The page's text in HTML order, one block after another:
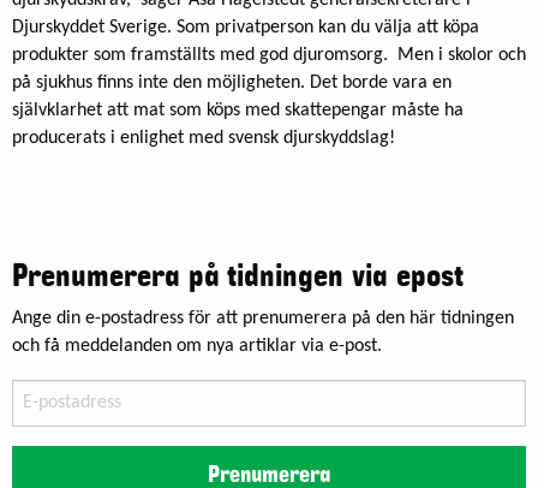
Djurskyddet Sverige. Som privatperson kan du välja att köpa
produkter som framställts med god djuromsorg. Men i skolor och
på sjukhus finns inte den möjligheten. Det borde vara en
självklarhet att mat som köps med skattepengar måste ha
producerats i enlighet med svensk djurskyddslag!
Prenumerera på tidningen via epost
Ange din e-postadress för att prenumerera på den här tidningen
och få meddelanden om nya artiklar via e-post.
postadress
Prenumerera